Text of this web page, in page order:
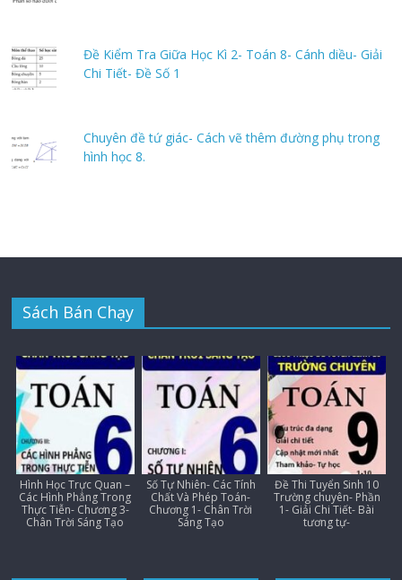
Đề Kiểm Tra Giữa Học Kì 2- Toán 8- Cánh diều- Giải
Chi Tiết- Đề Số 1
Chuyên đề tứ giác- Cách vẽ thêm đường phụ trong
hình học 8.
Sách Bán Chạy
Hình Học Trực Quan –
Các Hình Phẳng Trong
Thực Tiễn- Chương 3-
Chân Trời Sáng Tạo
Số Tự Nhiên- Các Tính
Chất Và Phép Toán-
Chương 1- Chân Trời
Sáng Tạo
Đề Thi Tuyển Sinh 10
Trường chuyên- Phần
1- Giải Chi Tiết- Bài
tương tự-